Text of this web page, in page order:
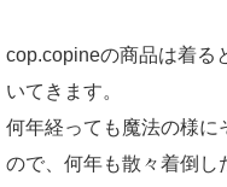
cop.copineの商品は着る
いてきます。
何年経っても魔法の様に
ので、何年も散々着倒し